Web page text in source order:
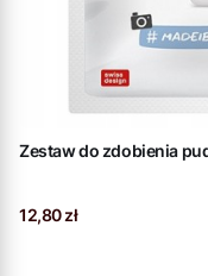
Zestaw do zdobienia
Cena
12,80 zł